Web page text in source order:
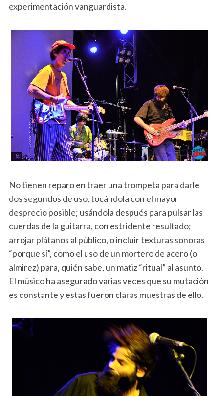
experimentación vanguardista.
No tienen reparo en traer una trompeta para darle
dos segundos de uso, tocándola con el mayor
desprecio posible; usándola después para pulsar las
cuerdas de la guitarra, con estridente resultado;
arrojar plátanos al público, o incluir texturas sonoras
“porque sí”, como el uso de un mortero de acero (o
almirez) para, quién sabe, un matiz “ritual” al asunto.
El músico ha asegurado varias veces que su mutación
es constante y estas fueron claras muestras de ello.